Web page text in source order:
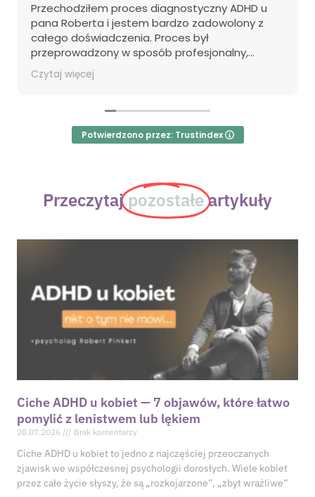
Przechodziłem proces diagnostyczny ADHD u
pana Roberta i jestem bardzo zadowolony z
całego doświadczenia. Proces był
przeprowadzony w sposób profesjonalny,
sprawny i przyjazny, a wszystkie etapy zostały
jasno wyjaśnione. Pan Robert stworzył
swobodnie podczas diagnozy. Zdecydowanie
polecam jego usługi osobom poszukującym
rzetelnej diagnozy ADHD.
Czytaj więcej
Potwierdzono przez: Trustindex
Przeczytajpozostałeartykuły
Ciche ADHD u kobiet — 7 objawów, które łatwo
pomylić z lenistwem lub lękiem
28.07.2026 Brak komentarzy
Ciche ADHD u kobiet to jedno z najczęściej przeoczanych
zjawisk we współczesnej psychologii dorosłych. Wiele kobiet
przez całe życie słyszy, że są „rozkojarzone”, „zbyt wrażliwe”